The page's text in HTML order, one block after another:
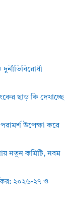
ছাড় কি দেখাচ্ছে
উপেক্ষা করে
নতুন কমিটি, নবম
২০২৬-২৭ ও